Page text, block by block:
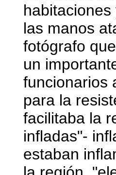
las manos
fotógrafo
un
funcionarios
para la
facilitaba la
infladas"-
estaban